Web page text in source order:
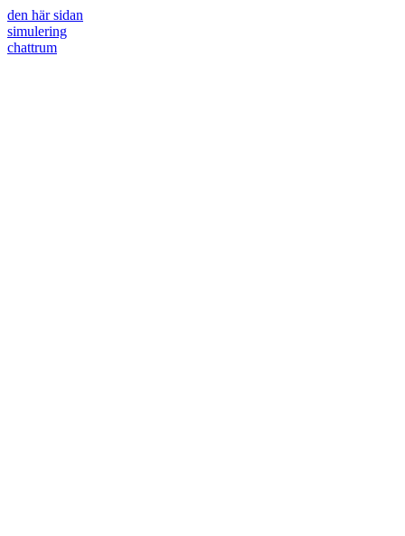
den här sidan
simulering
chattrum